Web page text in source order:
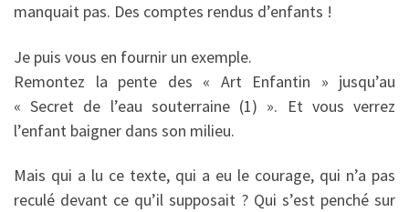
manquait pas. Des comptes rendus d’enfants !
Je puis vous en fournir un exemple.
Remontez la pente des « Art Enfantin » jusqu’au
« Secret de l’eau souterraine (1) ». Et vous verrez
l’enfant baigner dans son milieu.
Mais qui a lu ce texte, qui a eu le courage, qui n’a pas
reculé devant ce qu’il supposait ? Qui s’est penché sur